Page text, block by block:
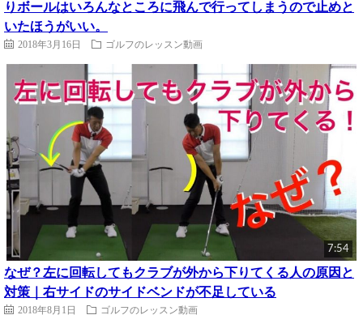
りボールはいろんなところに飛んで行ってしまうので止めと
いたほうがいい。
2018年3月16日 ゴルフのレッスン動画
7:54
なぜ？左に回転してもクラブが外から下りてくる人の原因と
対策｜右サイドのサイドベンドが不足している
2018年8月1日 ゴルフのレッスン動画